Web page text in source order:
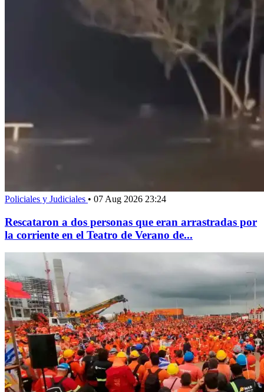
Policiales y Judiciales • 07 Aug 2026 23:24
Rescataron a dos personas que eran arrastradas por
la corriente en el Teatro de Verano de...